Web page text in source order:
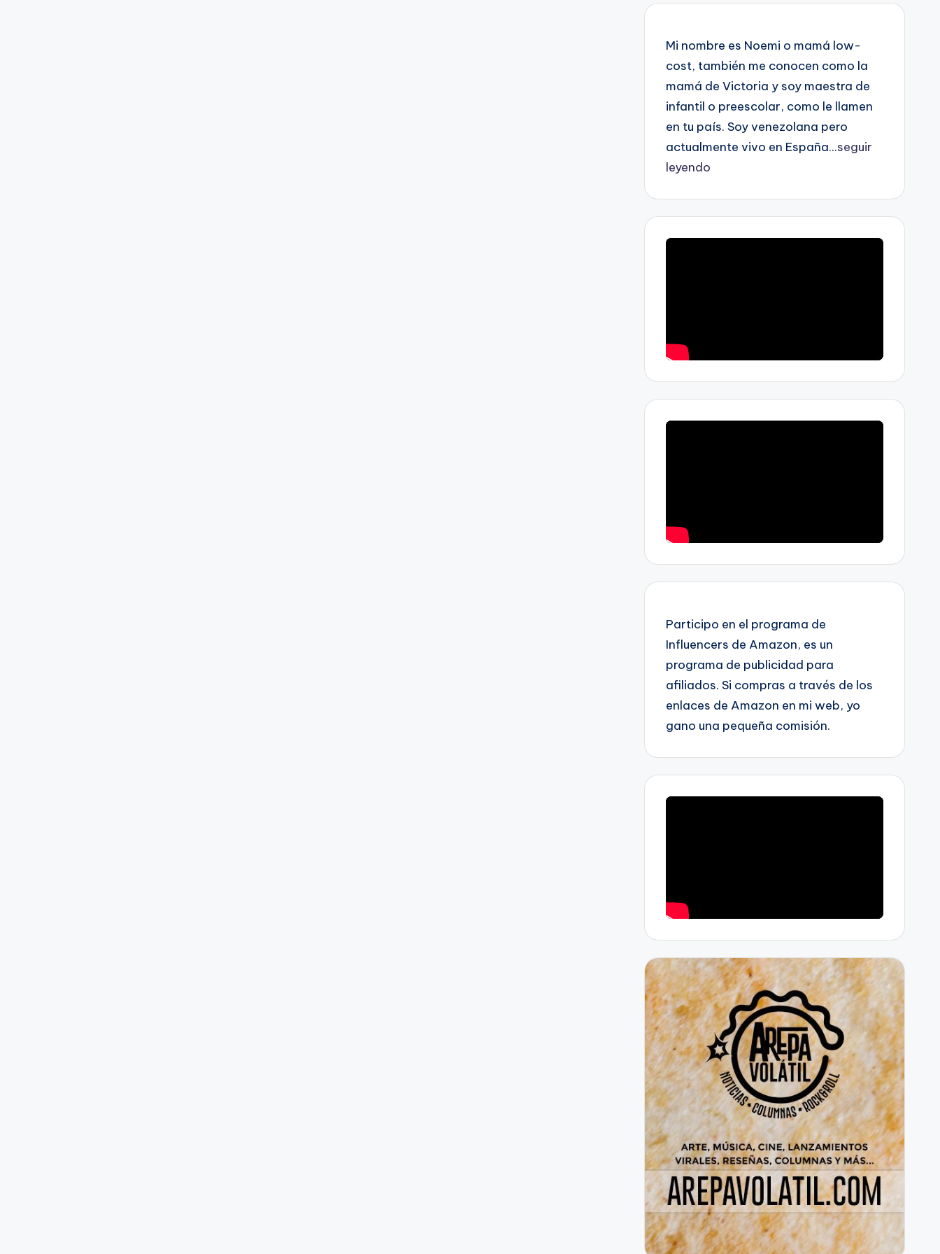
Mi nombre es Noemi o mamá low-
cost, también me conocen como la
mamá de Victoria y soy maestra de
infantil o preescolar, como le llamen
en tu país. Soy venezolana pero
actualmente vivo en España...seguir
leyendo
Participo en el programa de
Influencers de Amazon, es un
programa de publicidad para
afiliados. Si compras a través de los
enlaces de Amazon en mi web, yo
gano una pequeña comisión.